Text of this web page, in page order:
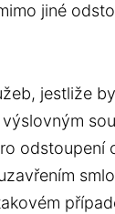
jiné
jestliže
odstoupení